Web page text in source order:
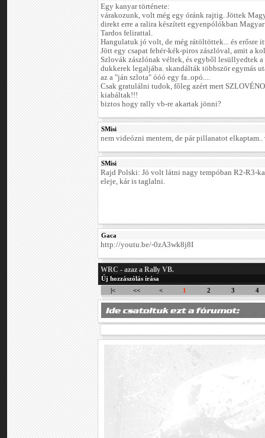
Egy kanyar története:
várakozunk, volt még egy óránk rajtig. Jöttek
direkt erre a ralira készített egyenpólókban
Tardos felirattal.
Hangulatuk jó volt, de még rátöltöttek... és erősre
Jött egy csapat fehér-kék-piros zászlóval, amit a
Szlovák zászlónak véltek, és egyből lesüllyedtek
dukkerek legaljába. skandálták többször egymás
az a "ján szlota" óóó egy fa..opó....
Csak gratulálni tudok, főleg azért mert
kiabáltak!!!
biztos hogy rally vb-re akartak jönni?
SMisi
nem videózni mentem, de pár pillanatot elkaptam..
SMisi
Rajd Polski: Jó volt látni nagy tempóban R2-R3-
eleje, kár is taglalni.
Gaca
http://youtu.be/-0zA3wk8j8I
WRC - azaz a Rally VB.
Új hozzászólás írása
|<
<< < 1 2 3 4